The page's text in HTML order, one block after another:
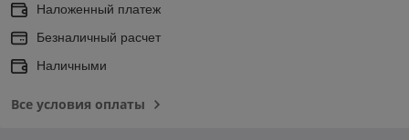
Наложенный платеж
Безналичный расчет
Наличными
Все условия оплаты